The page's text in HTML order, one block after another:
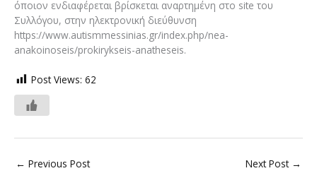
όποιον ενδιαφέρεται βρίσκεται αναρτημένη στο site του
Συλλόγου, στην ηλεκτρονική διεύθυνση
https://www.autismmessinias.gr/index.php/nea-
anakoinoseis/prokirykseis-anatheseis.
Post Views: 62
← Previous Post Next Post →